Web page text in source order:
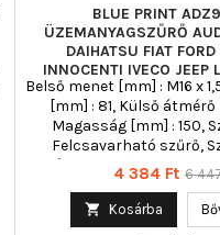
BLUE PRINT
ÜZEMANYAGSZŰRŐ
DAIHATSU FIAT
INNOCENTI IVECO JEEP
ROVER OPEL
Belső menet [mm] : M16 x
[mm] : 81, Külső
Magasság [mm] : 150,
Felcsavarható szűrő,
Vízleeresztő csavarral,
Vízleválasztóval, Tömeg
Tömítőgyűrű-átmérő
Ár
4 384 Ft 6
 Kosárba